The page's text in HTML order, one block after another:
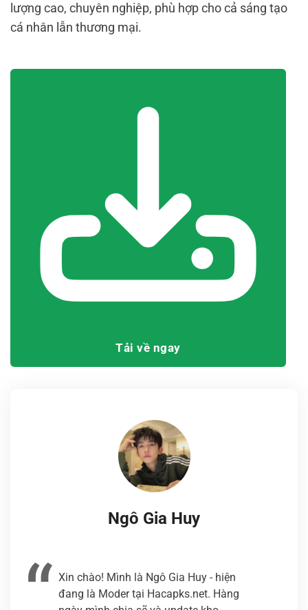
lượng cao, chuyên nghiệp, phù hợp cho cả sáng tạo
cá nhân lẫn thương mại.
Tải về ngay
Ngô Gia Huy
Xin chào! Mình là Ngô Gia Huy - hiện
đang là Moder tại Hacapks.net. Hàng